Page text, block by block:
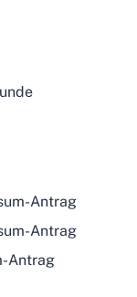
Antrag
Antrag
Antrag